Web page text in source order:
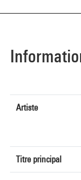
Artiste
Titre principal